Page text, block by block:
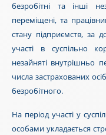
безробітні та інші
переміщені, та
стану підприємств, за
участі в суспільно
незайняті внутрішньо
числа застрахованих
безробітного.
На період участі у
особами укладається